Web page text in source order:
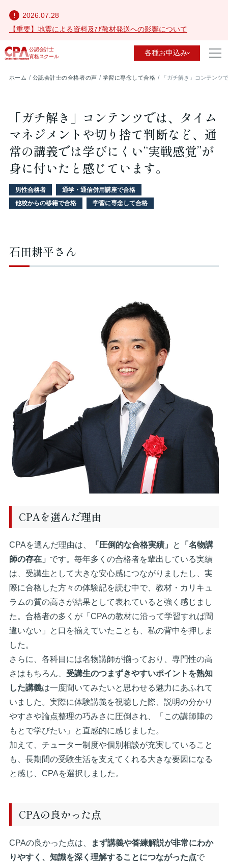
2026.07.28
【重要】地震による資料及び教材発送への影響について
公認会計士
資格スクール
各種お申込み
ホーム 公認会計士の合格者の声 学習に専念して合格 「ガチ解き」コンテンツ
「ガチ解き」コンテンツでは、タイム
マネジメントや切り捨て判断など、通
常の講義では学びにくい“実戦感覚”が
身に付いたと感じています。
男性合格者
通学・通信併用講座で合格
他校からの移籍で合格
学習に専念して合格
石田耕平さん
CPAを選んだ理由
CPAを選んだ理由は、 「圧倒的な合格実績」 と
「名物講
師の存在」 です。毎年多くの合格者を輩出している実績
は、受講生として大きな安心感につながりましたし、実
際に合格した方々の体験記を読む中で、教材・カリキュ
ラムの質の高さが結果として表れていると強く感じまし
た。合格者の多くが「CPAの教材に沿って学習すれば間
違いない」と口を揃えていたことも、私の背中を押しま
した。
さらに、各科目には名物講師が揃っており、専門性の高
さはもちろん、 受講生のつまずきやすいポイントを熟知
した講義は一度聞いてみたいと思わせる魅力にあふれて
いました。実際に体験講義を視聴した際、説明の分かり
やすさや論点整理の巧みさに圧倒され、「この講師陣の
もとで学びたい」と直感的に感じました。
加えて、チューター制度や個別相談が充実していること
も、長期間の受験生活を支えてくれる大きな要因になる
と感じ、CPAを選択しました。
CPAの良かった点
CPAの良かった点は、
まず講義や答練解説が非常にわか
りやすく、知識を深く理解することにつながった点で